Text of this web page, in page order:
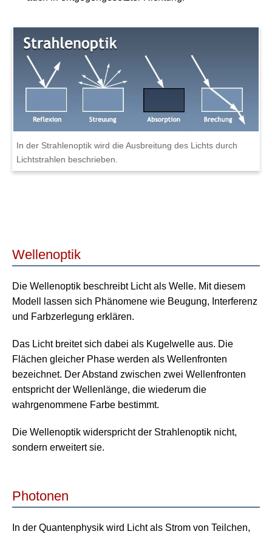
In der Strahlenoptik wird die Ausbreitung des Lichts durch
Lichtstrahlen beschrieben.
Wellenoptik
Die Wellenoptik beschreibt Licht als Welle. Mit diesem
Modell lassen sich Phänomene wie Beugung, Interferenz
und Farbzerlegung erklären.
Das Licht breitet sich dabei als Kugelwelle aus. Die
Flächen gleicher Phase werden als Wellenfronten
bezeichnet. Der Abstand zwischen zwei Wellenfronten
entspricht der Wellenlänge, die wiederum die
wahrgenommene Farbe bestimmt.
Die Wellenoptik widerspricht der Strahlenoptik nicht,
sondern erweitert sie.
Photonen
In der Quantenphysik wird Licht als Strom von Teilchen,